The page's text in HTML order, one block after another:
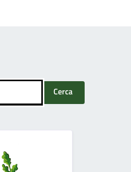
Cerca